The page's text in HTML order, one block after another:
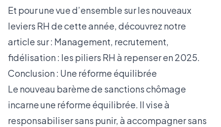
Et pour une vue d’ensemble sur les nouveaux
leviers RH de cette année, découvrez notre
article sur : Management, recrutement,
fidélisation : les piliers RH à repenser en 2025.
Conclusion : Une réforme équilibrée
Le nouveau barème de sanctions chômage
incarne une réforme équilibrée. Il vise à
responsabiliser sans punir, à accompagner sans